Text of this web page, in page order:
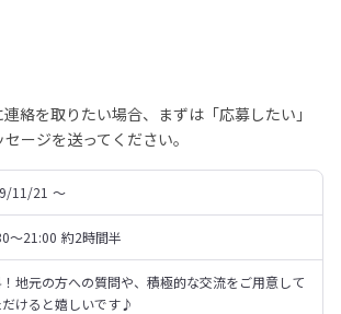
絡を取りたい場合、まずは「応募したい」
ージを送ってください。
11/21 〜
〜21:00 約2時間半
地元の方への質問や、積極的な交流をご用意して
だけると嬉しいです♪